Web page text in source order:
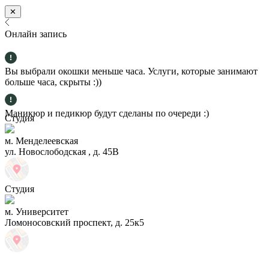
✕
Онлайн запись
Вы выбрали окошки меньше часа. Услуги, которые занимают
больше часа, скрыты :))
Маникюр и педикюр будут сделаны по очереди :)
Студия
м. Менделеевская
ул. Новослободская , д. 45В
Студия
м. Университет
Ломоносовский проспект, д. 25к5